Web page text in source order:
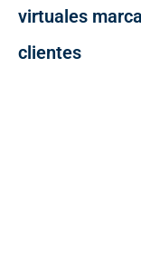
virtuales
clientes